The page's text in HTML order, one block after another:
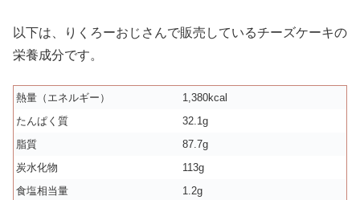
以下は、りくろーおじさんで販売しているチーズケーキの
栄養成分です。
熱量（エネルギー）
1,380kcal
たんぱく質
32.1g
脂質
87.7g
炭水化物
113g
食塩相当量
1.2g